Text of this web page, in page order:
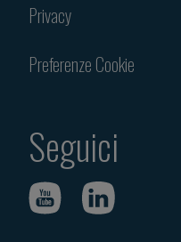
Privacy
Preferenze Cookie
Seguici